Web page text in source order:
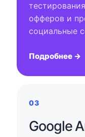
офферов и
социальные
Подробнее →
03
Google